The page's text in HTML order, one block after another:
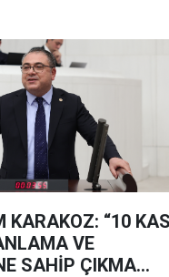
KARAKOZ: “10
VE
SAHİP ÇIKMA